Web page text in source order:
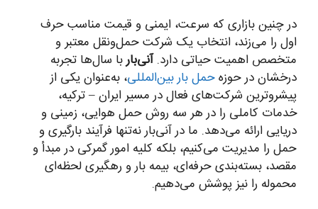
در چنین بازاری که سرعت، ایمنی و قیمت مناسب حرف
اول را می‌زند، انتخاب یک شرکت حمل‌ونقل معتبر و
متخصص اهمیت حیاتی دارد.آنی‌باربا سال‌ها تجربه
درخشان در حوزهحمل بار بین‌المللی، به‌عنوان یکی از
پیشروترین شرکت‌های فعال در مسیر ایران – ترکیه،
خدمات کاملی را در هر سه روش حمل هوایی، زمینی و
دریایی ارائه می‌دهد. ما در آنی‌بار نه‌تنها فرآیند بارگیری و
حمل را مدیریت می‌کنیم، بلکه کلیه امور گمرکی در مبدأ و
مقصد، بسته‌بندی حرفه‌ای، بیمه بار و رهگیری لحظه‌ای
محموله را نیز پوشش می‌دهیم.